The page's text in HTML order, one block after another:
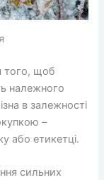
того, щоб
належного
в залежності
–
або етикетці.
сильних